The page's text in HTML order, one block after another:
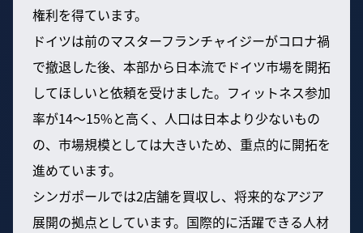
権利を得ています。
ドイツは前のマスターフランチャイジーがコロナ禍
で撤退した後、本部から日本流でドイツ市場を開拓
してほしいと依頼を受けました。フィットネス参加
率が14〜15%と高く、人口は日本より少ないもの
の、市場規模としては大きいため、重点的に開拓を
進めています。
シンガポールでは2店舗を買収し、将来的なアジア
展開の拠点としています。国際的に活躍できる人材